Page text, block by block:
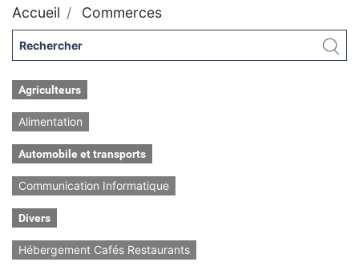
Accueil Commerces
Agriculteurs
Alimentation
Automobile et transports
Communication Informatique
Divers
Hébergement Cafés Restaurants